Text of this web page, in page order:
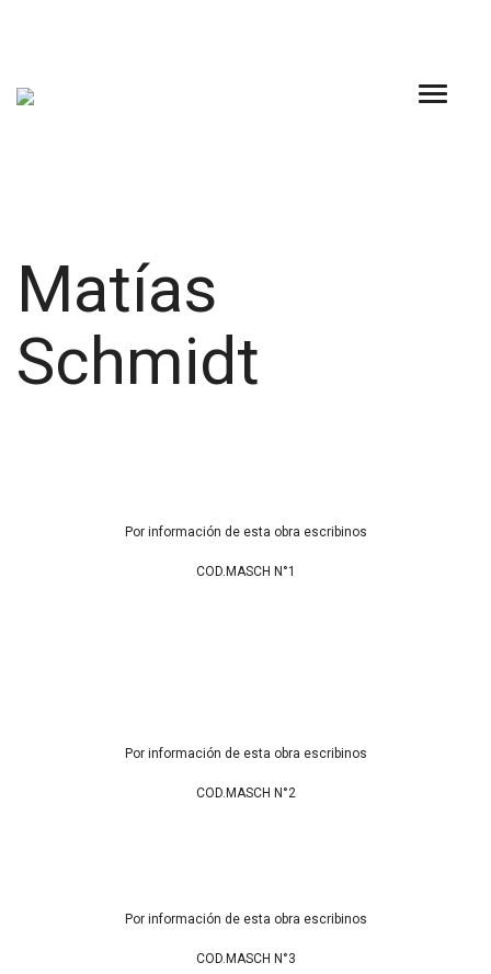
Matías
Schmidt
Por información de esta obra escribinos
COD.MASCH N°1
Por información de esta obra escribinos
COD.MASCH N°2
Por información de esta obra escribinos
COD.MASCH N°3